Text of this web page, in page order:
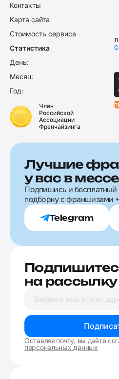
Контакты
Карта сайта
Стоимость сервиса
Статистика
День:
Месяц:
Год:
Член
Российской
Ассоциации
Франчайзинга
Лучшие
у вас в
Подпишись и бесплатный
подборку с франшизами
Telegram
на рассылку
Оставляя почту, вы даёте
персональных данных